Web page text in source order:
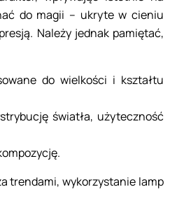
do magii – ukryte w cieniu
Należy jednak pamiętać,
do wielkości i kształtu
światła, użyteczność
trendami, wykorzystanie lamp